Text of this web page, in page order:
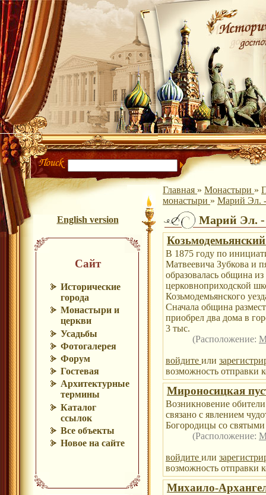
English version
Сайт
Исторические
города
Монастыри и
церкви
Усадьбы
Фотогалерея
Форум
Гостевая
Архитектурные
термины
Каталог
ссылок
Все объекты
Новое на сайте
Главная » Монастыри »
монастыри » Марий Эл.
Марий Эл.
В 1875 году по
Матвеевича Зубкова и
образовалась община
церковноприходской
Козьмодемьянского
Сначала община
приобрел два дома в
3 тыс.
(Расположение:
войдите или
возможность отправки
Мироносицкая
Возникновение
связано с явлением
Богородицы со
(Расположение:
войдите или
возможность отправки
Михаило-